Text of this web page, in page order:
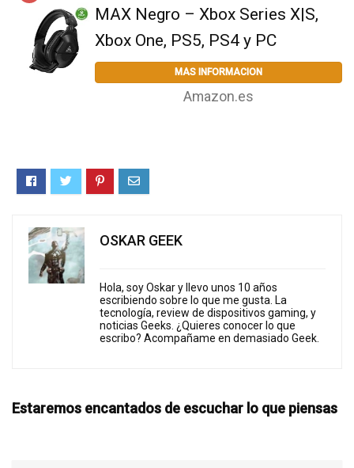
MAX Negro – Xbox Series X|S,
Xbox One, PS5, PS4 y PC
MAS INFORMACION
Amazon.es
OSKAR GEEK
Hola, soy Oskar y llevo unos 10 años
escribiendo sobre lo que me gusta. La
tecnología, review de dispositivos gaming, y
noticias Geeks. ¿Quieres conocer lo que
escribo? Acompañame en demasiado Geek.
Estaremos encantados de escuchar lo que piensas